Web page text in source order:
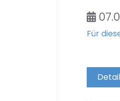
Für